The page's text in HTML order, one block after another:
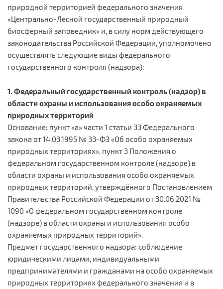
природной территорией федерального значения
«Центрально-Лесной государственный природный
биосферный заповедник» и, в силу норм действующего
законодательства Российской Федерации, уполномочено
осуществлять следующие виды федерального
государственного контроля (надзора):
1. Федеральный государственный контроль (надзор) в
области охраны и использования особо охраняемых
природных территорий
Основание: пункт «а» части 1 статьи 33 Федерального
закона от 14.03.1995 № 33-ФЗ «Об особо охраняемых
природных территориях», пункт 3 Положения о
федеральном государственном контроле (надзоре) в
области охраны и использования особо охраняемых
природных территорий, утверждённого Постановлением
Правительства Российской Федерации от 30.06.2021 №
1090 «О федеральном государственном контроле
(надзоре) в области охраны и использования особо
охраняемых природных территорий».
Предмет государственного надзора: соблюдение
юридическими лицами, индивидуальными
предпринимателями и гражданами на особо охраняемых
природных территориях федерального значения и в